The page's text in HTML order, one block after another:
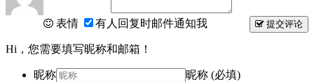
提交评论
表情 有人回复时邮件通知我
Hi，您需要填写昵称和邮箱！
昵称
昵称 (必填)